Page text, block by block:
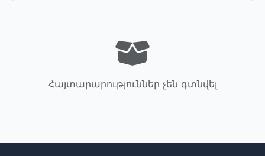
Հայտարարություններ չեն գտնվել